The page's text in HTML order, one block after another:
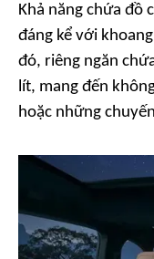
Khả năng chứa đồ
đáng kể với
đó, riêng ngăn
lít, mang đến
hoặc những chuyến